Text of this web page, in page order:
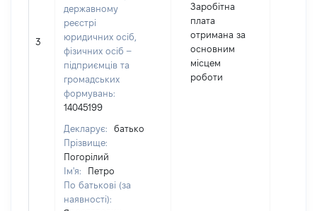
3
державному
реєстрі
юридичних осіб,
фізичних осіб –
підприємців та
громадських
формувань:
14045199
Декларує:
батько
Прізвище:
Погорілий
Ім'я:
Петро
По батькові (за
наявності):
Заробітна
плата
отримана за
основним
місцем
роботи